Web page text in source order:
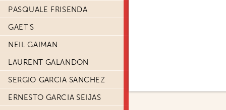
PASQUALE FRISENDA
GAET'S
NEIL GAIMAN
LAURENT GALANDON
SERGIO GARCIA SANCHEZ
ERNESTO GARCIA SEIJAS